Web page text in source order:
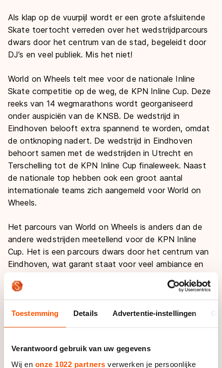
Toestemming Details Advertentie-instellingen
Verantwoord gebruik van uw gegevens
Wij en onze 1022 partners verwerken je persoonlijke
Tickets
Livestreams
Word schaatsfan!
Olympische Spelen
Medaille overzicht
Medaillespiegel
Van Jong tot Goud verhalen
Als klap op de vuurpijl wordt er een grote afsluitende
Skate toertocht verreden over het wedstrijdparcours
dwars door het centrum van de stad, begeleidt door
DJ’s en veel publiek. Mis het niet!
World on Wheels telt mee voor de nationale Inline
Skate competitie op de weg, de KPN Inline Cup. Deze
reeks van 14 wegmarathons wordt georganiseerd
onder auspiciën van de KNSB. De wedstrijd in
Eindhoven belooft extra spannend te worden, omdat
de ontknoping nadert. De wedstrijd in Eindhoven
behoort samen met de wedstrijden in Utrecht en
Terschelling tot de KPN Inline Cup finaleweek. Naast
de nationale top hebben ook een groot aantal
internationale teams zich aangemeld voor World on
Wheels.
Het parcours van World on Wheels is anders dan de
andere wedstrijden meetellend voor de KPN Inline
Cup. Het is een parcours dwars door het centrum van
Eindhoven, wat garant staat voor veel ambiance en
toertocht voor recreanten verreden worden. Het
parcours is 3,3 kilometer lang. Dat betekent dat er
meerdere ronden gereden over het parcours. Leuk
voor het publiek en zeker ook leuk voor de skaters.
Het parcours van World on Wheels verbindt de 'oude'
en 'nieuwe' binnenstad van Eindhoven. Anders gezegd,